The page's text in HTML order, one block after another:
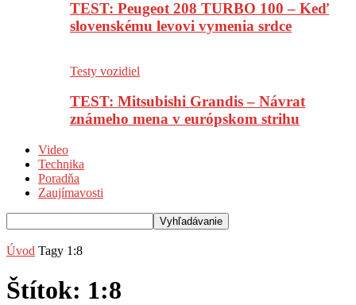
TEST: Peugeot 208 TURBO 100 – Keď
slovenskému levovi vymenia srdce
Testy vozidiel
TEST: Mitsubishi Grandis – Návrat
známeho mena v európskom strihu
Video
Technika
Poradňa
Zaujímavosti
Úvod Tagy 1:8
Štítok: 1:8